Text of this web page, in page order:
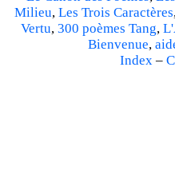
Milieu, Les Trois Caractères
Vertu, 300 poèmes Tang,
Bienvenue,
Index–